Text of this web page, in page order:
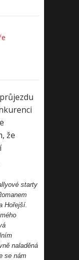
že
starty
Hořejší.
naladěná
se nám